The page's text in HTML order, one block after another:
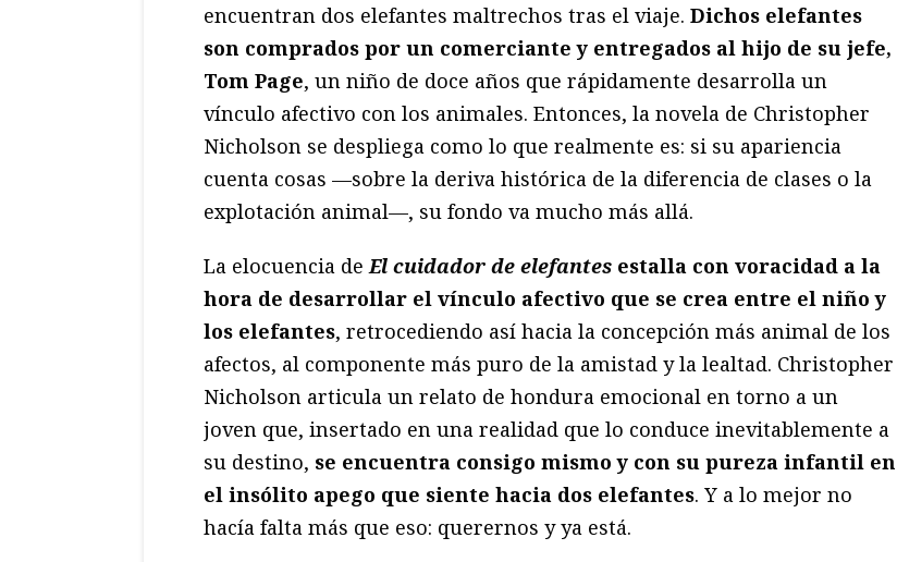
encuentran dos elefantes maltrechos tras el viaje. Dichos elefantes
son comprados por un comerciante y entregados al hijo de su jefe,
Tom Page, un niño de doce años que rápidamente desarrolla un
vínculo afectivo con los animales. Entonces, la novela de Christopher
Nicholson se despliega como lo que realmente es: si su apariencia
cuenta cosas —sobre la deriva histórica de la diferencia de clases o la
explotación animal—, su fondo va mucho más allá.
La elocuencia deEl cuidador de elefantes estalla con voracidad a la
hora de desarrollar el vínculo afectivo que se crea entre el niño y
los elefantes, retrocediendo así hacia la concepción más animal de los
afectos, al componente más puro de la amistad y la lealtad. Christopher
Nicholson articula un relato de hondura emocional en torno a un
joven que, insertado en una realidad que lo conduce inevitablemente a
su destino, se encuentra consigo mismo y con su pureza infantil en
el insólito apego que siente hacia dos elefantes. Y a lo mejor no
hacía falta más que eso: querernos y ya está.